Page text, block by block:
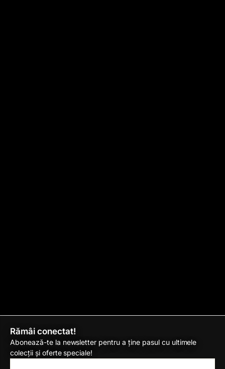
Rămâi conectat!
Abonează-te la newsletter pentru a ține pasul cu ultimele
colecții și oferte speciale!